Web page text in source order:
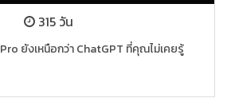
315 วัน
ยังเหนือกว่า ChatGPT ที่คุณไม่เคยรู้